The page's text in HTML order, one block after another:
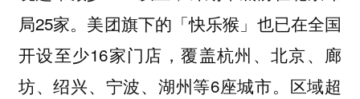
局25家。美团旗下的「快乐猴」也已在全国
开设至少16家门店，覆盖杭州、北京、廊
坊、绍兴、宁波、湖州等6座城市。区域超